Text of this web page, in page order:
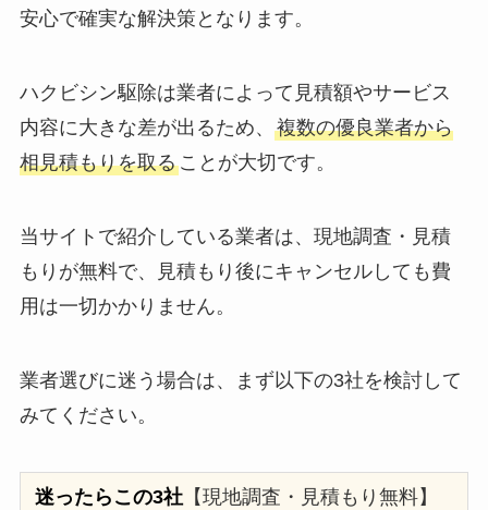
安心で確実な解決策となります。
ハクビシン駆除は業者によって見積額やサービス
内容に大きな差が出るため、 複数の優良業者から
相見積もりを取ることが大切です。
当サイトで紹介している業者は、現地調査・見積
もりが無料で、見積もり後にキャンセルしても費
用は一切かかりません。
業者選びに迷う場合は、まず以下の3社を検討して
みてください。
迷ったらこの3社 【現地調査・見積もり無料】